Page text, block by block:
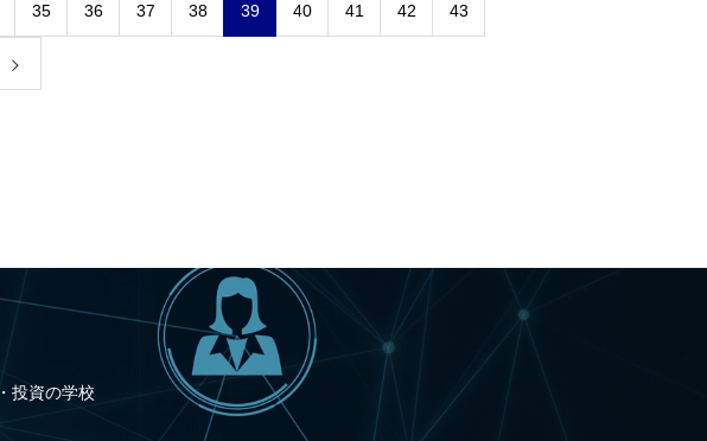
35 36 37 38 39 40 41 42 43
投資の学校